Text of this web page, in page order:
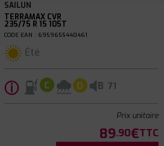
SAILUN
TERRAMAX CVR
235/75 R 15 105T
CODE EAN : 6959655440461
Été
ⓘ C D B 71
Prix unitaire
89.90€TTC